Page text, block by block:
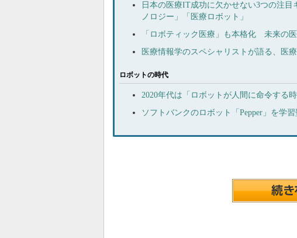
日本の医療IT成功に欠かせない3つの注
ノロジー」「医療ロボット」
「ロボティック医療」も本格化 未来の
医療情報学のスペシャリストが語る、医
ロボットの時代
2020年代は「ロボットが人間に命令する
ソフトバンクのロボット「Pepper」を学